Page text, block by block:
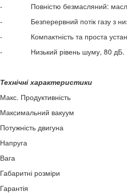
- Повністю безмасляний: масляна
- Безперервний потік газу з
- Компактність та проста
- Низький рівень шуму, 80 дБ.
Технічні характеристики
Макс. Продуктивність -
Максимальний вакуум -
Потужність двигуна -
Напруга -
Вага -
Габаритні розміри -
Гарантія - 12